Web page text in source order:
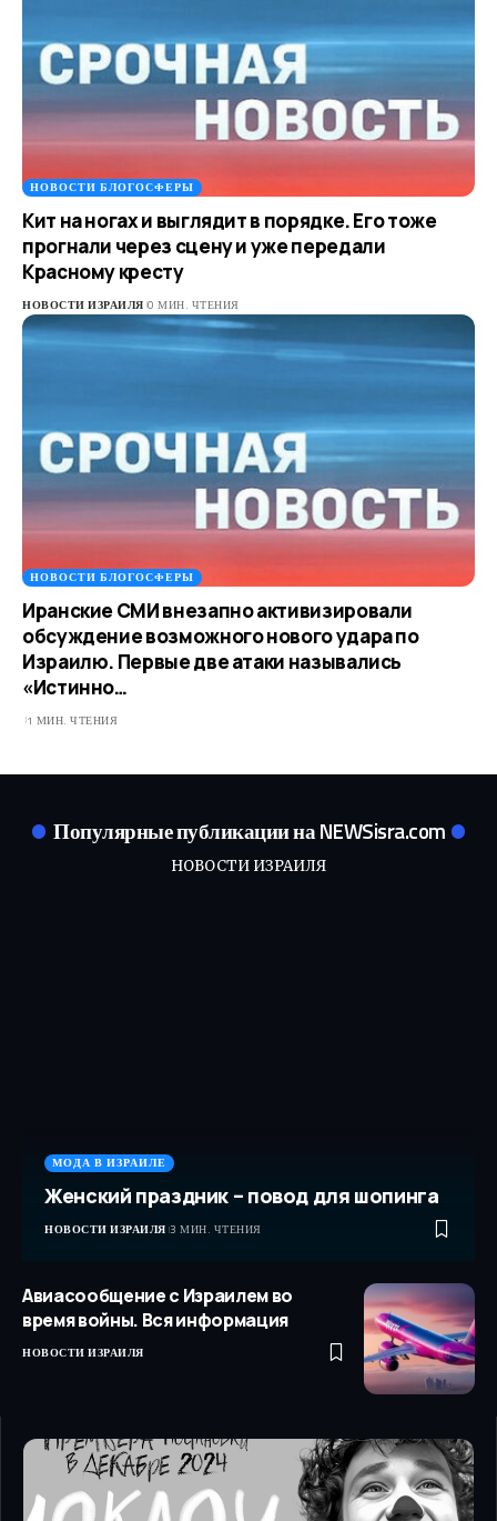
НОВОСТИ БЛОГОСФЕРЫ
Кит на ногах и выглядит в порядке. Его тоже
прогнали через сцену и уже передали
Красному кресту
НОВОСТИ ИЗРАИЛЯ 0 МИН. ЧТЕНИЯ
НОВОСТИ БЛОГОСФЕРЫ
Иранские СМИ внезапно активизировали
обсуждение возможного нового удара по
Израилю. Первые две атаки назывались
«Истинно…
1 МИН. ЧТЕНИЯ
Популярные публикации на NEWSisra.com
НОВОСТИ ИЗРАИЛЯ
МОДА В ИЗРАИЛЕ
Женский праздник – повод для шопинга
НОВОСТИ ИЗРАИЛЯ 3 МИН. ЧТЕНИЯ
Авиасообщение с Израилем во
время войны. Вся информация
НОВОСТИ ИЗРАИЛЯ